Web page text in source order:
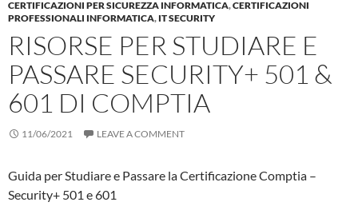
CERTIFICAZIONI PER SICUREZZA INFORMATICA,CERTIFICAZIONI
PROFESSIONALI INFORMATICA, IT SECURITY
RISORSE PER STUDIARE E
PASSARE SECURITY+ 501 &
601 DI COMPTIA
11/06/2021 LEAVE A COMMENT
Guida per Studiare e Passare la Certificazione Comptia –
Security+ 501 e 601